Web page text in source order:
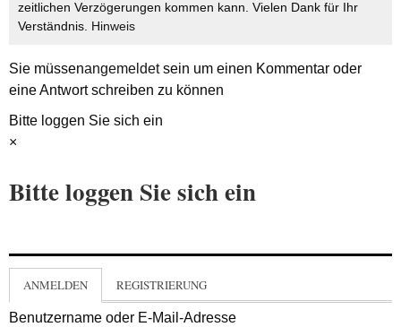
zeitlichen Verzögerungen kommen kann. Vielen Dank für Ihr
Verständnis. Hinweis
Sie müssenangemeldetsein um einen Kommentar oder
eine Antwort schreiben zu können
Bitte loggen Sie sich ein
×
Bitte loggen Sie sich ein
ANMELDEN REGISTRIERUNG
Benutzername oder E-Mail-Adresse